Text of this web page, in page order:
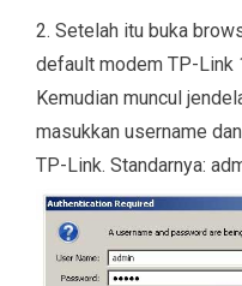
2. Setelah itu buka
default modem TP-Link
Kemudian muncul
masukkan username
TP-Link. Standarnya: